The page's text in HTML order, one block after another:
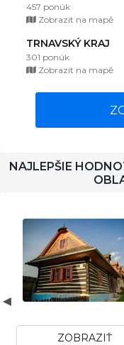
457 ponúk
Zobrazit na mapě
TRNAVSKÝ KRAJ
301 ponúk
Zobrazit na mapě
NAJLEPŠIE
ZOBRAZIŤ